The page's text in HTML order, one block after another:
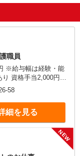
職員
※給与幅は経験・能
資格手当2,000円〜
円 住宅手当18,000円
円 処遇改善手当
58
細を見る
NEW